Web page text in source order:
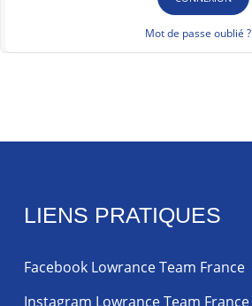
Mot de passe oublié ?
LIENS PRATIQUES
Facebook Lowrance Team France
Instagram Lowrance Team France